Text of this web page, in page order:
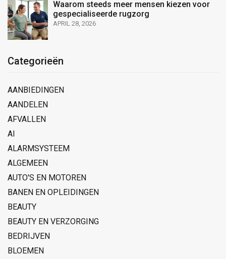
Waarom steeds meer mensen kiezen voor
gespecialiseerde rugzorg
APRIL 28, 2026
Categorieën
AANBIEDINGEN
AANDELEN
AFVALLEN
AI
ALARMSYSTEEM
ALGEMEEN
AUTO'S EN MOTOREN
BANEN EN OPLEIDINGEN
BEAUTY
BEAUTY EN VERZORGING
BEDRIJVEN
BLOEMEN